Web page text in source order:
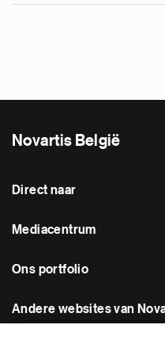
Novartis België
Direct naar
Mediacentrum
Ons portfolio
Andere websites van